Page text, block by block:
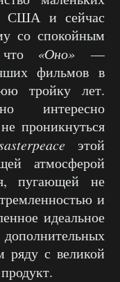
США и сейчас
со спокойным
«Оно» —
фильмов в
тройку лет.
интересно
проникнуться
этой
атмосферой
пугающей не
и
идеальное
ряду с великой